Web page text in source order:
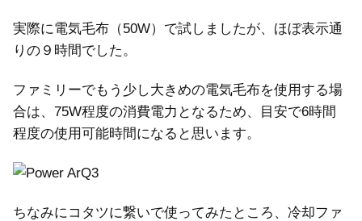
実際に電気毛布（50W）で試しましたが、ほぼ表示通
りの９時間でした。
ファミリーでもう少し大きめの電気毛布を使用する場
合は、75W程度の消費電力となるため、目安で6時間
程度の使用可能時間になると思います。
ちなみにコタツに繋いで使ってみたところ、冷却ファ